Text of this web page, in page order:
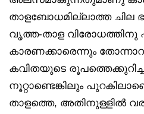
താളബോധമില്ലാത്ത ചില
വൃത്ത-താള വിരോധത്തിനു
കാരണക്കാരെന്നും
കവിതയുടെ
നൂറ്റാണ്ടെങ്കിലും
താളത്തെ, അതിനുള്ളിൽ